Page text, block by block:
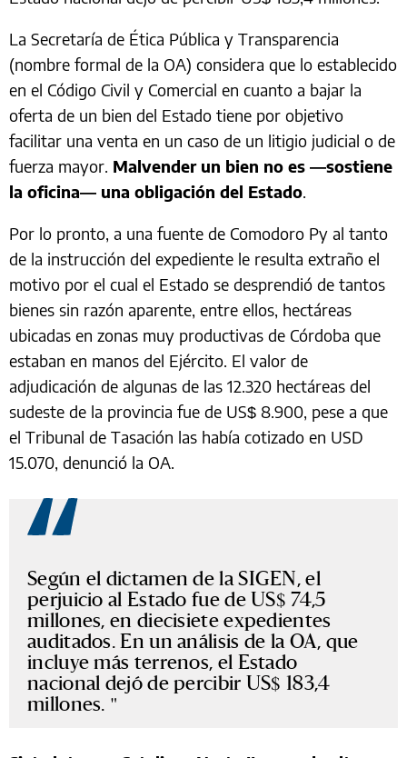
La Secretaría de Ética Pública y Transparencia
(nombre formal de la OA) considera que lo establecido
en el Código Civil y Comercial en cuanto a bajar la
oferta de un bien del Estado tiene por objetivo
facilitar una venta en un caso de un litigio judicial o de
fuerza mayor. Malvender un bien no es —sostiene
la oficina— una obligación del Estado.
Por lo pronto, a una fuente de Comodoro Py al tanto
de la instrucción del expediente le resulta extraño el
motivo por el cual el Estado se desprendió de tantos
bienes sin razón aparente, entre ellos, hectáreas
ubicadas en zonas muy productivas de Córdoba que
estaban en manos del Ejército. El valor de
adjudicación de algunas de las 12.320 hectáreas del
sudeste de la provincia fue de US$ 8.900, pese a que
el Tribunal de Tasación las había cotizado en USD
15.070, denunció la OA.
Según el dictamen de la SIGEN, el
perjuicio al Estado fue de US$ 74,5
millones, en diecisiete expedientes
auditados. En un análisis de la OA, que
incluye más terrenos, el Estado
nacional dejó de percibir US$ 183,4
millones.